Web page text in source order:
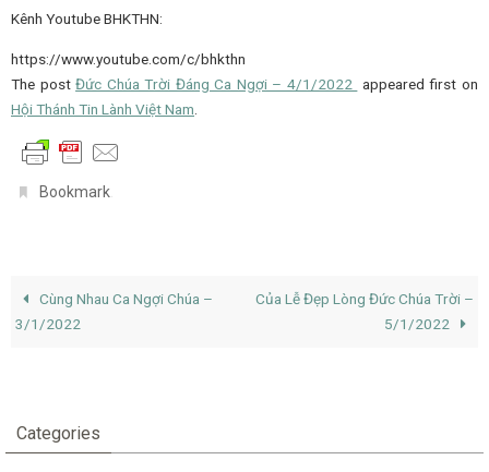
Kênh Youtube BHKTHN:
https://www.youtube.com/c/bhkthn
The postĐức Chúa Trời Đáng Ca Ngợi – 4/1/2022
appeared first on
Hội Thánh Tin Lành Việt Nam
Bookmark.
Cùng Nhau Ca Ngợi Chúa –
3/1/2022
Của Lễ Đẹp Lòng Đức Chúa Trời –
5/1/2022
Categories